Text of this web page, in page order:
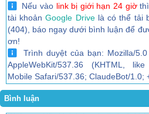
Nếu vào link bị giới hạn 24 giờthì
tài khoảnGoogle Drivelà có thể tải
(404), báo ngay dưới bình luận để
ơn!
Trình duyệt của bạn: Mozilla/
AppleWebKit/537.36 (KHTML,
Mobile Safari/537.36; ClaudeBot/1.0;
Bình luận